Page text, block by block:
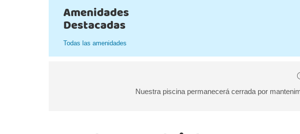
Amenidades
Destacadas
Todas las amenidades
Nuestra piscina permanecerá cerrada por